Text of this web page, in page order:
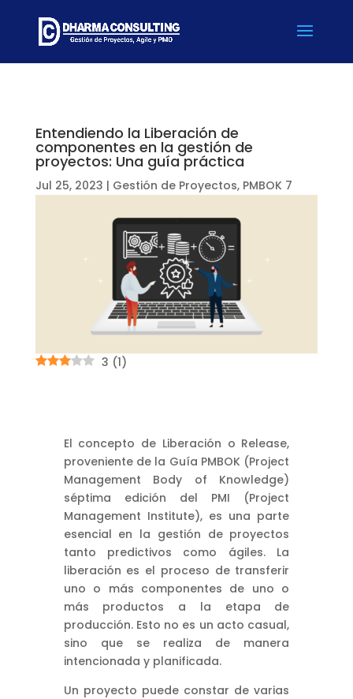
Entendiendo la Liberación de
componentes en la gestión de
proyectos: Una guía práctica
Jul 25, 2023 | Gestión de Proyectos, PMBOK 7
3 (1)
El concepto de Liberación o Release,
proveniente de la Guía PMBOK (Project
Management Body of Knowledge)
séptima edición del PMI (Project
Management Institute), es una parte
esencial en la gestión de proyectos
tanto predictivos como ágiles. La
liberación es el proceso de transferir
uno o más componentes de uno o
más productos a la etapa de
producción. Esto no es un acto casual,
sino que se realiza de manera
intencionada y planificada.
Un proyecto puede constar de varias